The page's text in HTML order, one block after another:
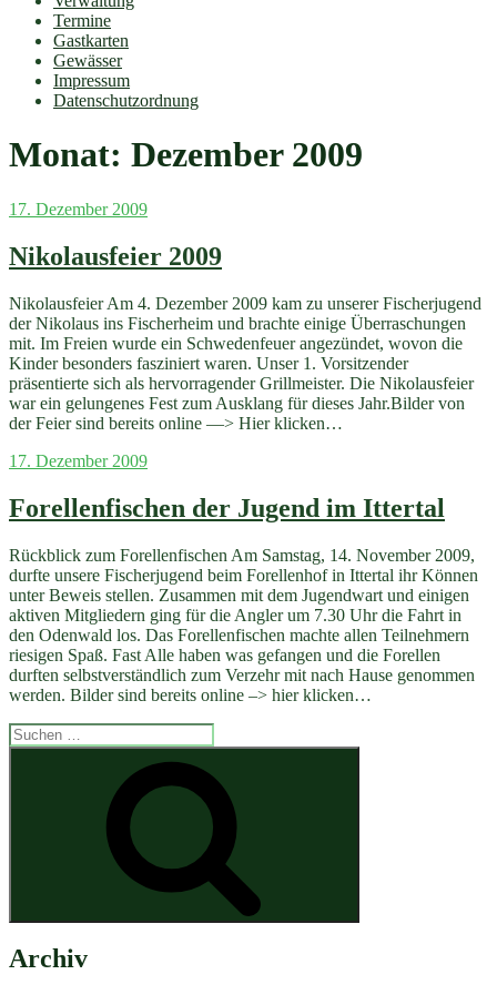
Termine
Gastkarten
Gewässer
Impressum
Datenschutzordnung
Monat: Dezember 2009
Veröffentlicht
17. Dezember 2009
Nikolausfeier 2009
Nikolausfeier Am 4. Dezember 2009 kam zu unserer Fischerjugend
der Nikolaus ins Fischerheim und brachte einige Überraschungen
mit. Im Freien wurde ein Schwedenfeuer angezündet, wovon die
Kinder besonders fasziniert waren. Unser 1. Vorsitzender
präsentierte sich als hervorragender Grillmeister. Die Nikolausfeier
war ein gelungenes Fest zum Ausklang für dieses Jahr.Bilder von
der Feier sind bereits online —> Hier klicken…
Veröffentlicht
17. Dezember 2009
Forellenfischen der Jugend im Ittertal
Rückblick zum Forellenfischen Am Samstag, 14. November 2009,
durfte unsere Fischerjugend beim Forellenhof in Ittertal ihr Können
unter Beweis stellen. Zusammen mit dem Jugendwart und einigen
aktiven Mitgliedern ging für die Angler um 7.30 Uhr die Fahrt in
den Odenwald los. Das Forellenfischen machte allen Teilnehmern
riesigen Spaß. Fast Alle haben was gefangen und die Forellen
durften selbstverständlich zum Verzehr mit nach Hause genommen
werden. Bilder sind bereits online –> hier klicken…
Suchen
nach:
Archiv